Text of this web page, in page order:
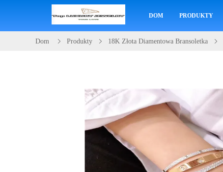
DOM PRODUKTY
Dom Produkty 18K Złota Diamentowa Bransoletka